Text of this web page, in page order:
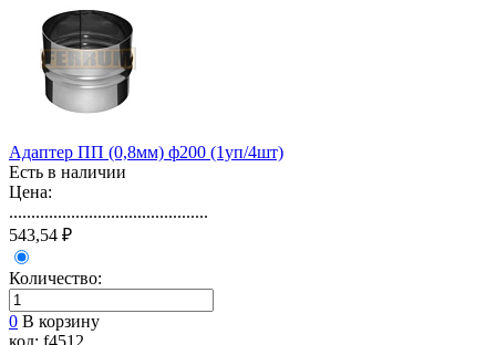
Адаптер ПП (0,8мм) ф200 (1уп/4шт)
Есть в наличии
Цена:
.............................................
543,54 ₽
Количество:
0 В корзину
код: f4512